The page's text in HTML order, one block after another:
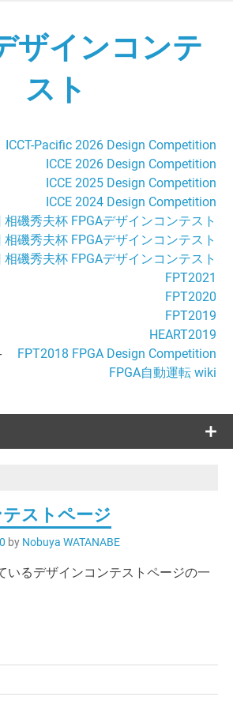
ザインコンテ
スト
ICCT-Pacific 2026 Design Competition
ICCE 2026 Design Competition
ICCE 2025 Design Competition
ICCE 2024 Design Competition
相磯秀夫杯 FPGAデザインコンテスト
相磯秀夫杯 FPGAデザインコンテスト
相磯秀夫杯 FPGAデザインコンテスト
FPT2021
FPT2020
FPT2019
HEART2019
FPT2018 FPGA Design Competition
FPGA自動運転 wiki
ストページ
by Nobuya WATANABE
いるデザインコンテストページの一